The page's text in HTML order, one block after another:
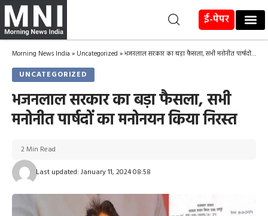
ई-पेपर
Morning News India » Uncategorized »भजनलाल सरकार का बड़ा फैसला, सभी मनोनीत पार्षदों का मनोनयन किया निरस्त
UNCATEGORIZED
भजनलाल सरकार का बड़ा फैसला, सभी
मनोनीत पार्षदों का मनोनयन किया निरस्त
Last updated: January 11, 2024 08:58
2 Min Read